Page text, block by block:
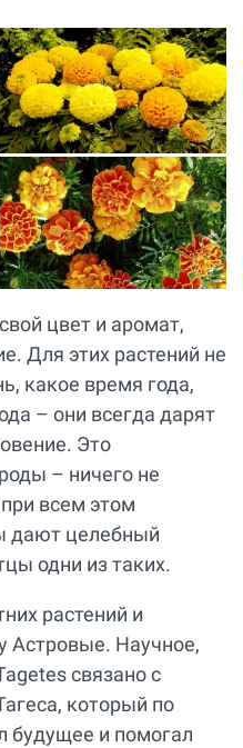
цвет и аромат,
Для этих растений не
какое время года,
– они всегда дарят
Это
– ничего не
всем этом
дают целебный
одни из таких.
растений и
Астровые. Научное,
связано с
который по
будущее и помогал